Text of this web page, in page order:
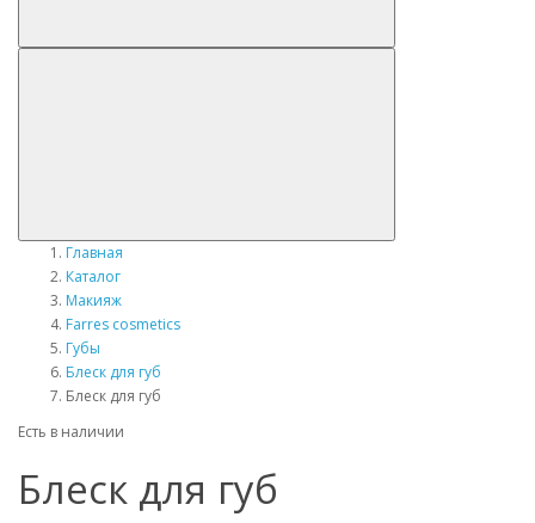
Главная
Каталог
Макияж
Farres cosmetics
Губы
Блеск для губ
Блеск для губ
Есть в наличии
Блеск для губ